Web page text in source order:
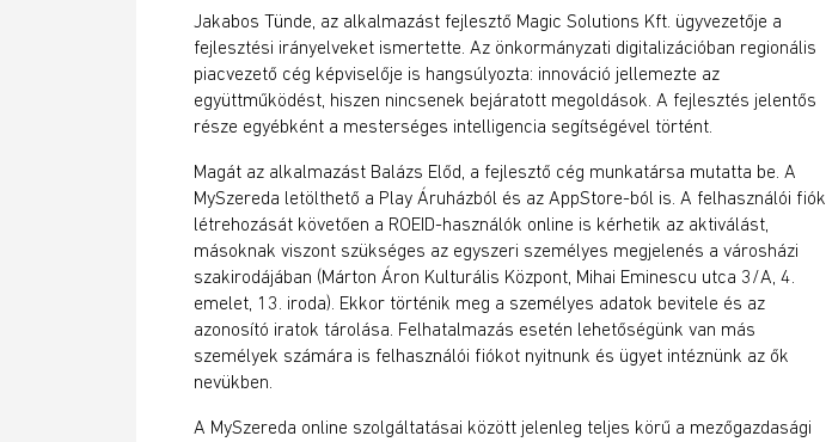
Jakabos Tünde, az alkalmazást fejlesztő Magic Solutions Kft. ügyvezetője a
fejlesztési irányelveket ismertette. Az önkormányzati digitalizációban regionális
piacvezető cég képviselője is hangsúlyozta: innováció jellemezte az
együttműködést, hiszen nincsenek bejáratott megoldások. A fejlesztés jelentős
része egyébként a mesterséges intelligencia segítségével történt.
Magát az alkalmazást Balázs Előd, a fejlesztő cég munkatársa mutatta be. A
MySzereda letölthető a Play Áruházból és az AppStore-ból is. A felhasználói fiók
létrehozását követően a ROEID-használók online is kérhetik az aktiválást,
másoknak viszont szükséges az egyszeri személyes megjelenés a városházi
szakirodájában (Márton Áron Kulturális Központ, Mihai Eminescu utca 3/A, 4.
emelet, 13. iroda). Ekkor történik meg a személyes adatok bevitele és az
azonosító iratok tárolása. Felhatalmazás esetén lehetőségünk van más
személyek számára is felhasználói fiókot nyitnunk és ügyet intéznünk az ők
nevükben.
A MySzereda online szolgáltatásai között jelenleg teljes körű a mezőgazdasági